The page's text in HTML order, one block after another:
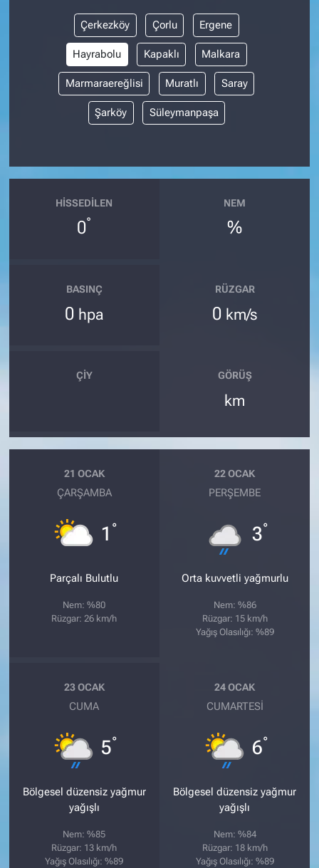
Çerkezköy Çorlu Ergene
Hayrabolu Kapaklı Malkara
Marmaraereğlisi Muratlı Saray
Şarköy Süleymanpaşa
HISSEDILEN
0°
NEM
%
BASINÇ
0 hpa
RÜZGAR
0 km/s
ÇIY GÖRÜŞ
km
21 OCAK
ÇARŞAMBA
1 °
Parçalı Bulutlu
Nem: %80
Rüzgar: 26 km/h
22 OCAK
PERŞEMBE
3°
Orta kuvvetli yağmurlu
Nem: %86
Rüzgar: 15 km/h
Yağış Olasılığı: %89
23 OCAK
CUMA
5°
Bölgesel düzensiz yağmur
yağışlı
Nem: %85
Rüzgar: 13 km/h
Yağış Olasılığı: %89
24 OCAK
CUMARTESI
6°
Bölgesel düzensiz yağmur
yağışlı
Nem: %84
Rüzgar: 18 km/h
Yağış Olasılığı: %89